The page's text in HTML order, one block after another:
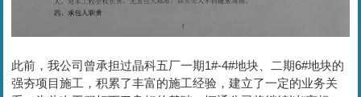
此前，我公司曾承担过晶科五厂一期1#-4#地块、二期6#地块的
强夯项目施工，积累了丰富的施工经验，建立了一定的业务关